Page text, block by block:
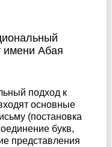
имени Абая
подход к
основные
(постановка
букв,
представления